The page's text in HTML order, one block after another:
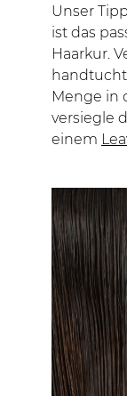
Unser
ist das
Haarkur.
Menge in
versiegle
einem